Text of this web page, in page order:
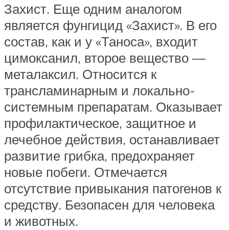
Захист. Еще одним аналогом
является фунгицид «Захист». В его
состав, как и у «Таноса», входит
цимоксанил, второе вещество —
металаксил. Относится к
трансламинарным и локально-
системным препаратам. Оказывает
профилактическое, защитное и
лечебное действия, останавливает
развитие грибка, предохраняет
новые побеги. Отмечается
отсутствие привыкания патогенов к
средству. Безопасен для человека
и животных.